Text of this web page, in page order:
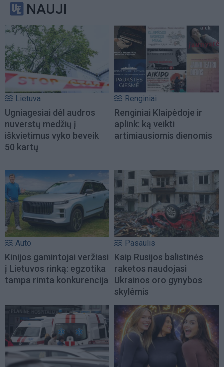
NAUJI
Lietuva
Ugniagesiai dėl audros
nuverstų medžių į
iškvietimus vyko beveik
50 kartų
Renginiai
Renginiai Klaipėdoje ir
aplink: ką veikti
artimiausiomis dienomis
Auto
Kinijos gamintojai veržiasi
į Lietuvos rinką: egzotika
tampa rimta konkurencija
Pasaulis
Kaip Rusijos balistinės
raketos naudojasi
Ukrainos oro gynybos
skylėmis